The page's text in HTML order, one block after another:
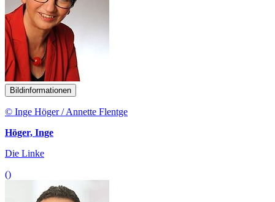
Bildinformationen
© Inge Höger / Annette Flentge
Höger, Inge
Die Linke
()